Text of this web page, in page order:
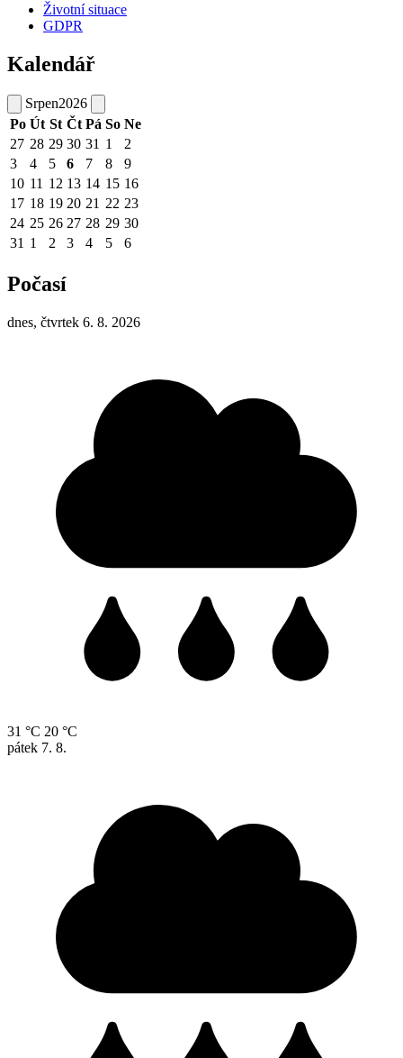
Životní situace
GDPR
Kalendář
Srpen2026
Po Út St Čt Pá So Ne
27 28 29 30 31 1
2
3
4 5 6 7 8
9
10 11 12 13 14 15 16
17 18 19 20 21 22 23
24 25 26 27 28 29 30
31 1 2 3 4 5 6
Počasí
dnes, čtvrtek 6. 8. 2026
31 °C 20 °C
pátek 7. 8.